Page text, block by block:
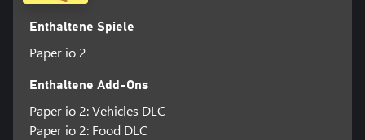
Enthaltene Spiele
Paper io 2
Enthaltene Add-Ons
Paper io 2: Vehicles DLC
Paper io 2: Food DLC